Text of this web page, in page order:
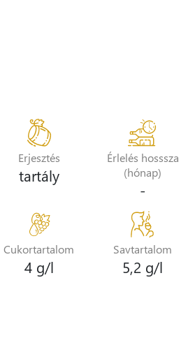
Erjesztés
tartály
Érlelés hosssza
(hónap)
-
Cukortartalom
4 g/l
Savtartalom
5,2 g/l